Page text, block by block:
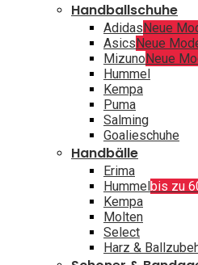
Handballschuhe
AdidasNeue
AsicsNeue
MizunoNeue
Hummel
Kempa
Puma
Salming
Goalieschuhe
Handbälle
Erima
Hummelbis zu
Kempa
Molten
Select
Harz &